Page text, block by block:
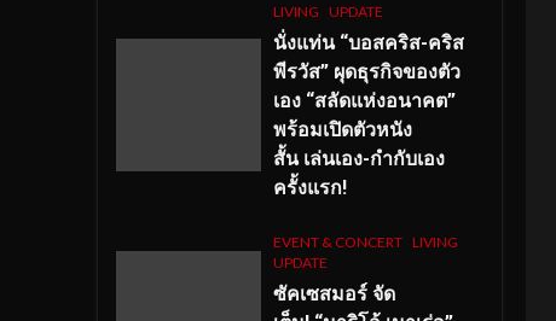
LIVING UPDATE
นั่งแท่น “บอสคริส-คริส
พีรวัส” ผุดธุรกิจของตัว
เอง “สลัดแห่งอนาคต”
พร้อมเปิดตัวหนัง
สั้น เล่นเอง-กำกับเอง
ครั้งแรก!
EVENT & CONCERT LIVING
UPDATE
ซัคเซสมอร์ จัด